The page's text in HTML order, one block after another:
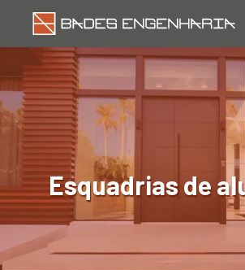
Esquadrias de